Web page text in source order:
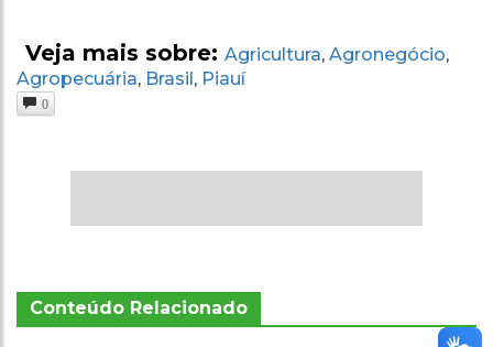
Veja mais sobre: Agricultura, Agronegócio,
Agropecuária, Brasil, Piauí
0
Conteúdo Relacionado